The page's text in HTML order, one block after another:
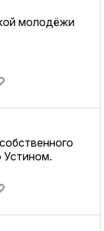
молодёжи
Устином.